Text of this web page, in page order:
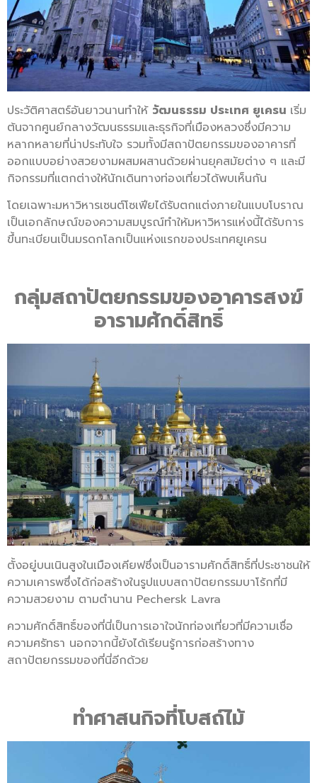
ประวัติศาสตร์อันยาวนานทำให้ วัฒนธรรม ประเทศ ยูเครน เริ่ม
ต้นจากศูนย์กลางวัฒนธรรมและธุรกิจที่เมืองหลวงซึ่งมีความ
หลากหลายที่น่าประทับใจ รวมทั้งมีสถาปัตยกรรมของอาคารที่
ออกแบบอย่างสวยงามผสมผสานด้วยผ่านยุคสมัยต่าง ๆ และมี
กิจกรรมที่แตกต่างให้นักเดินทางท่องเที่ยวได้พบเห็นกัน
โดยเฉพาะมหาวิหารเซนต์โซเฟียได้รับตกแต่งภายในแบบโบราณ
เป็นเอกลักษณ์ของความสมบูรณ์ทำให้มหาวิหารแห่งนี้ได้รับการ
ขึ้นทะเบียนเป็นมรดกโลกเป็นแห่งแรกของประเทศยูเครน
กลุ่มสถาปัตยกรรมของอาคารสงฆ์
อารามศักดิ์สิทธิ์
ตั้งอยู่บนเนินสูงในเมืองเคียฟซึ่งเป็นอารามศักดิ์สิทธิ์ที่ประชาชนให้
ความเคารพซึ่งได้ก่อสร้างในรูปแบบสถาปัตยกรรมบาโร้กที่มี
ความสวยงาม ตามตำนาน Pechersk Lavra
ความศักดิ์สิทธิ์ของที่นี่เป็นการเอาใจนักท่องเที่ยวที่มีความเชื่อ
ความศรัทธา นอกจากนี้ยังได้เรียนรู้การก่อสร้างทาง
สถาปัตยกรรมของที่นี่อีกด้วย
ทำศาสนกิจที่โบสถ์ไม้